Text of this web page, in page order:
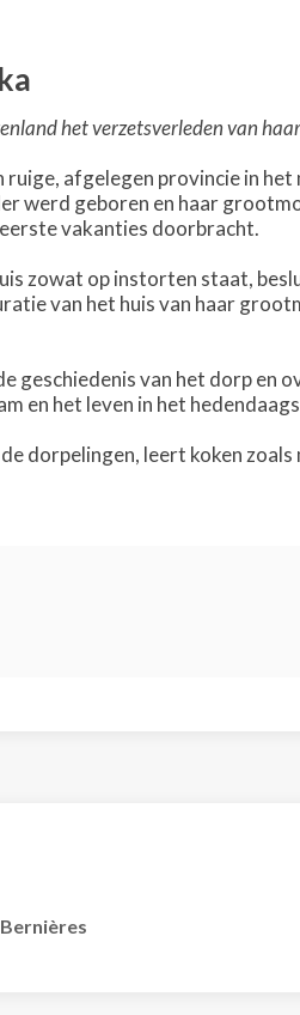
het verzetsverleden van
ruige, afgelegen provincie in
werd geboren en haar
vakanties doorbracht.
zowat op instorten staat,
van het huis van haar
geschiedenis van het dorp en
en het leven in het
dorpelingen, leert koken